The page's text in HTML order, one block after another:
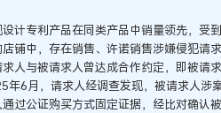
计专利产品在同类产品中销量领先，受
铺中，存在销售、许诺销售涉嫌侵犯请
求人与被请求人曾达成合作约定，即被请
6月，请求人经调查发现，被请求人涉
过公证购买方式固定证据，经比对确认